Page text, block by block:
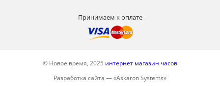
Принимаем к оплате
© Новое время, 2025 интернет магазин часов
Разработка сайта —«Askaron Systems»